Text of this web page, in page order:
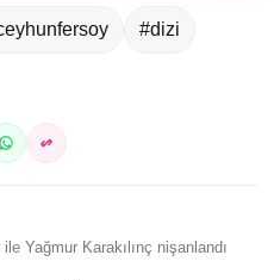
#dizi
Yağmur Karakılınç nişanlandı